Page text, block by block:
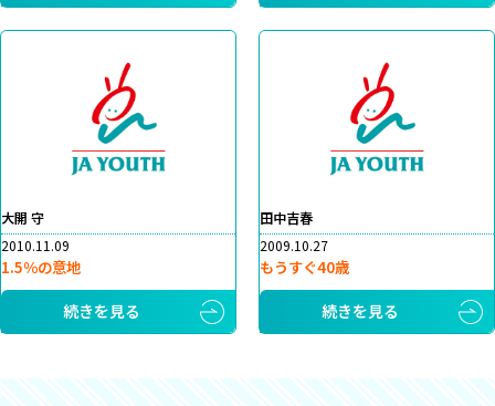
大開 守
2010.11.09
1.5％の意地
続きを見る
田中吉春
2009.10.27
もうすぐ40歳
続きを見る